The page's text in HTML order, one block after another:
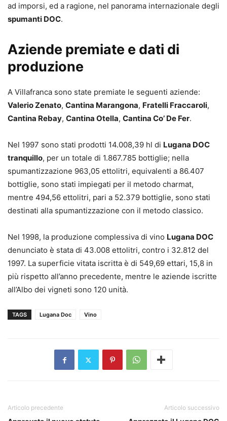
ad imporsi, ed a ragione, nel panorama internazionale degli
spumanti DOC.
Aziende premiate e dati di
produzione
A Villafranca sono state premiate le seguenti aziende:
Valerio Zenato, Cantina Marangona, Fratelli Fraccaroli,
Cantina Rebay, Cantina Otella, Cantina Co’ De Fer.
Nel 1997 sono stati prodotti 14.008,39 hl di Lugana DOC
tranquillo, per un totale di 1.867.785 bottiglie; nella
spumantizzazione 963,05 ettolitri, equivalenti a 86.407
bottiglie, sono stati impiegati per il metodo charmat,
mentre 494,56 ettolitri, pari a 52.379 bottiglie, sono stati
destinati alla spumantizzazione con il metodo classico.
Nel 1998, la produzione complessiva di vino Lugana DOC
denunciato è stata di 43.008 ettolitri, contro i 32.812 del
1997. La superficie vitata iscritta è di 549,69 ettari, 15,8 in
più rispetto all’anno precedente, mentre le aziende iscritte
all’Albo dei vigneti sono 120 unità.
TAGS Lugana Doc Vino
Articolo precedente Articolo successivo